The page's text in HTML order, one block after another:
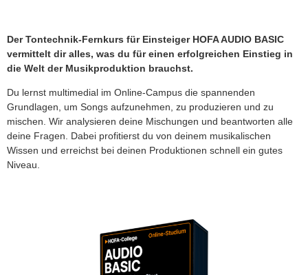
Der Tontechnik-Fernkurs für Einsteiger HOFA AUDIO BASIC
vermittelt dir alles, was du für einen erfolgreichen Einstieg in
die Welt der Musikproduktion brauchst.
Du lernst multimedial im Online-Campus die spannenden
Grundlagen, um Songs aufzunehmen, zu produzieren und zu
mischen. Wir analysieren deine Mischungen und beantworten alle
deine Fragen. Dabei profitierst du von deinem musikalischen
Wissen und erreichst bei deinen Produktionen schnell ein gutes
Niveau.